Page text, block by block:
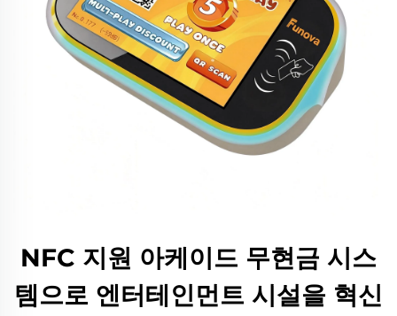
NFC 지원 아케이드 무현금 시스
템으로 엔터테인먼트 시설을 혁신